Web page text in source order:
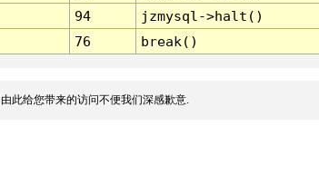
94
jzmysql->halt()
76 break()
此给您带来的访问不便我们深感歉意.